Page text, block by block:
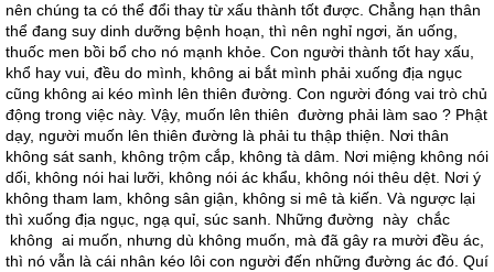
nên chúng ta có thể đổi thay từ xấu thành tốt được. Chẳng hạn thân
thể đang suy dinh dưỡng bệnh hoạn, thì nên nghỉ ngơi, ăn uống,
thuốc men bồi bổ cho nó mạnh khỏe. Con người thành tốt hay xấu,
khổ hay vui, đều do mình, không ai bắt mình phải xuống địa ngục
cũng không ai kéo mình lên thiên đường. Con người đóng vai trò chủ
động trong việc này. Vậy, muốn lên thiên đường phải làm sao ? Phật
dạy, người muốn lên thiên đường là phải tu thập thiện. Nơi thân
không sát sanh, không trộm cắp, không tà dâm. Nơi miệng không nói
dối, không nói hai lưỡi, không nói ác khẩu, không nói thêu dệt. Nơi ý
không tham lam, không sân giận, không si mê tà kiến. Và ngược lại
thì xuống địa ngục, ngạ quỉ, súc sanh. Những đường này chắc
không ai muốn, nhưng dù không muốn, mà đã gây ra mười đều ác,
thì nó vẫn là cái nhân kéo lôi con người đến những đường ác đó. Quí